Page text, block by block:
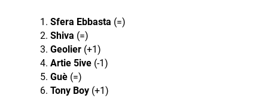
Sfera Ebbasta (=)
Shiva (=)
Geolier(+1)
Artie 5ive(-1)
Guè(=)
Tony Boy(+1)